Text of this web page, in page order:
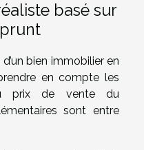
basé sur
bien immobilier en
en compte les
prix de vente du
sont entre